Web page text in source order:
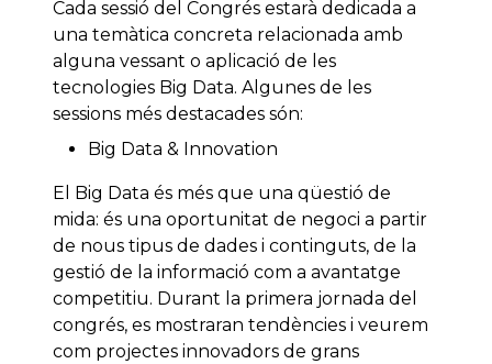
Cada sessió del Congrés estarà dedicada a
una temàtica concreta relacionada amb
alguna vessant o aplicació de les
tecnologies Big Data. Algunes de les
sessions més destacades són:
Big Data & Innovation
El Big Data és més que una qüestió de
mida: és una oportunitat de negoci a partir
de nous tipus de dades i continguts, de la
gestió de la informació com a avantatge
competitiu. Durant la primera jornada del
congrés, es mostraran tendències i veurem
com projectes innovadors de grans